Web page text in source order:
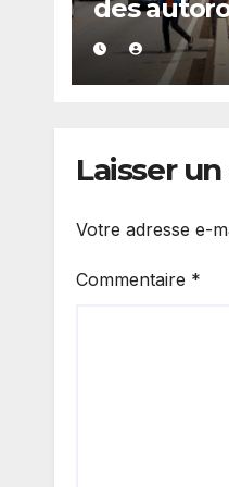
des
l’ADS
d’urgence
Laisser
Votre adresse e-
Commentaire *